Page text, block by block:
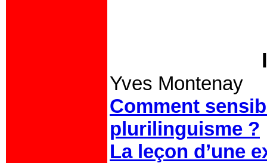
Yves Montenay
Comment
plurilinguisme ?
La leçon d’une